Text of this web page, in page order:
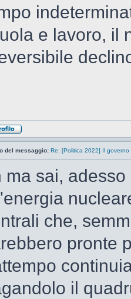
e lavoro, il
del messaggio: Re: [Politica 2022] Il governo
ma sai,
che,
pronte
il